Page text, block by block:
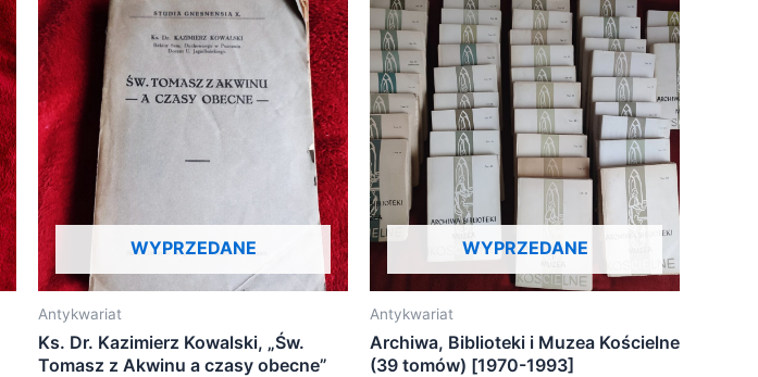
WYPRZEDANE
Antykwariat
Ks. Dr. Kazimierz Kowalski, „Św.
Tomasz z Akwinu a czasy obecne”
WYPRZEDANE
Antykwariat
Archiwa, Biblioteki i Muzea Kościelne
(39 tomów) [1970-1993]